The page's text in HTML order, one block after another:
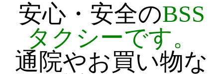
安心・安全のBSS
タクシーです。
通院やお買い物な